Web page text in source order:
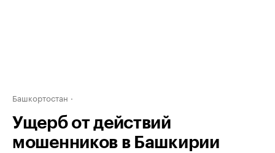
Башкортостан
Ущерб от действий
мошенников в Башкирии